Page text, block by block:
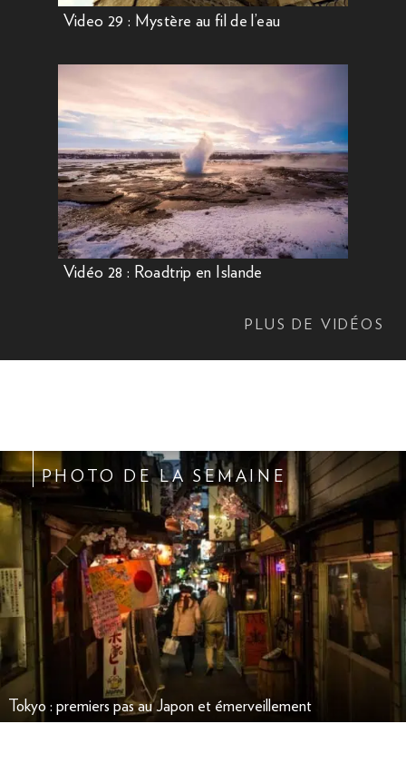
Video 29 : Mystère au fil de l’eau
Vidéo 28 : Roadtrip en Islande
PLUS DE VIDÉOS
PHOTO DE LA SEMAINE
Tokyo : premiers pas au Japon et émerveillement